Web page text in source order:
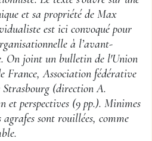
et sa propriété de Max
est ici convoqué pour
à l’avant-
On joint un bulletin de l'Union
France, Association fédérative
Strasbourg (direction A.
perspectives (9 pp.). Minimes
sont rouillées, comme